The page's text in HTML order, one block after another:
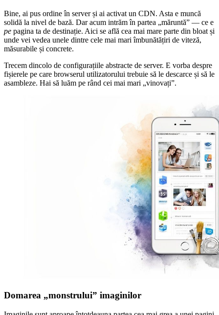
Bine, ai pus ordine în server și ai activat un CDN. Asta e muncă
solidă la nivel de bază. Dar acum intrăm în partea „măruntă” — ce e
pe pagina ta de destinație. Aici se află cea mai mare parte din bloat și
unde vei vedea unele dintre cele mai mari îmbunătățiri de viteză,
măsurabile și concrete.
Trecem dincolo de configurațiile abstracte de server. E vorba despre
fișierele pe care browserul utilizatorului trebuie să le descarce și să le
asambleze. Hai să luăm pe rând cei mai mari „vinovați”.
Domarea „monstrului” imaginilor